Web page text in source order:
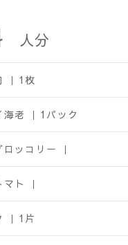
人分
｜ 1枚
老 ｜ 1パック
ッコリー ｜
ト ｜
｜ 1片